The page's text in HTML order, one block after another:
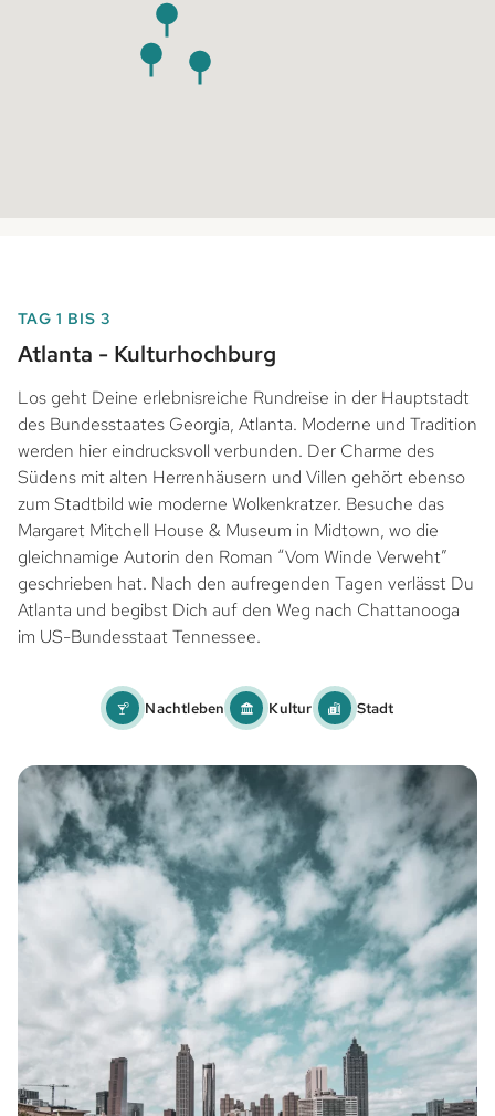
TAG 1 BIS 3
Atlanta - Kulturhochburg
Los geht Deine erlebnisreiche Rundreise in der Hauptstadt
des Bundesstaates Georgia, Atlanta. Moderne und Tradition
werden hier eindrucksvoll verbunden. Der Charme des
Südens mit alten Herrenhäusern und Villen gehört ebenso
zum Stadtbild wie moderne Wolkenkratzer. Besuche das
Margaret Mitchell House & Museum in Midtown, wo die
gleichnamige Autorin den Roman “Vom Winde Verweht”
geschrieben hat. Nach den aufregenden Tagen verlässt Du
Atlanta und begibst Dich auf den Weg nach Chattanooga
im US-Bundesstaat Tennessee.
Nachtleben Kultur Stadt